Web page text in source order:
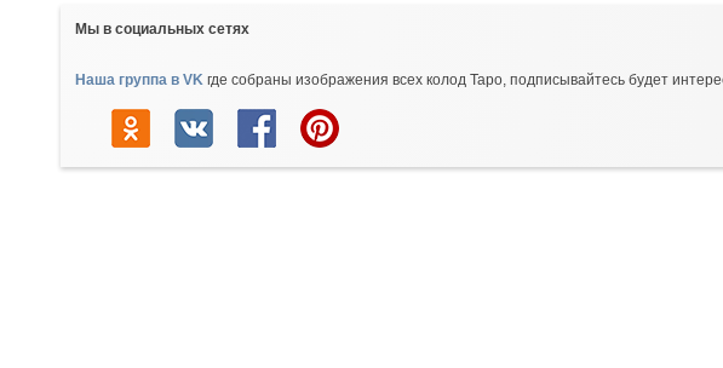
Мы в социальных сетях
Наша группа в VK где собраны изображения всех колод Таро, подписывайтесь будет